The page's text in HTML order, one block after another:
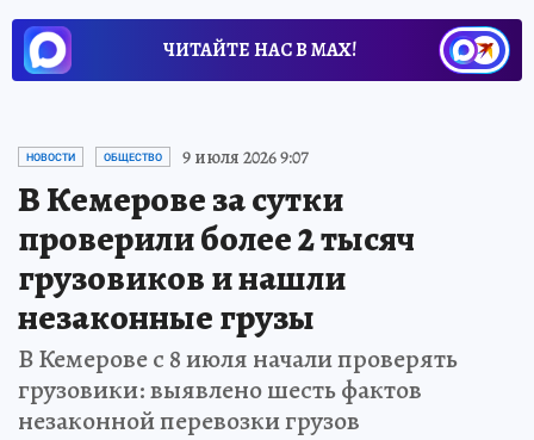
ЧИТАЙТЕ НАС В МАХ!
НОВОСТИ ОБЩЕСТВО 9 июля 2026 9:07
В Кемерове за сутки
проверили более 2 тысяч
грузовиков и нашли
незаконные грузы
В Кемерове с 8 июля начали проверять
грузовики: выявлено шесть фактов
незаконной перевозки грузов